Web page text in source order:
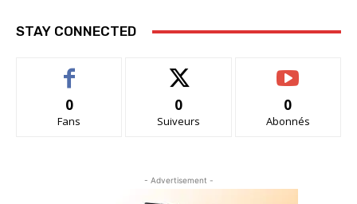
STAY CONNECTED
0
Fans
0
Suiveurs
0
Abonnés
- Advertisement -